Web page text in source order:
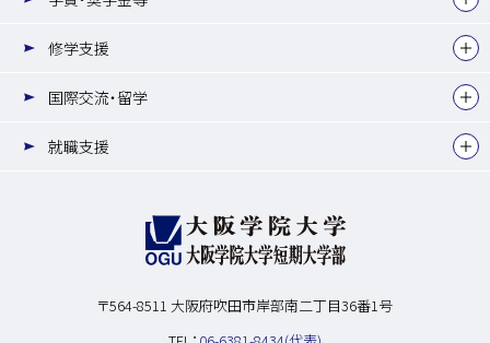
修学支援
国際交流・留学
就職支援
〒564-8511 大阪府吹田市岸部南二丁目36番1号